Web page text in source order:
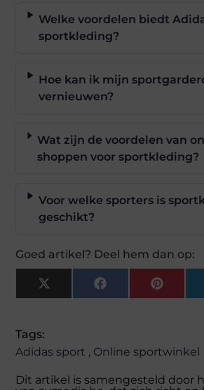
Welke voordelen biedt
sportkleding?
Hoe kan ik mijn
vernieuwen?
Wat zijn de voordelen van
shoppen voor sportkleding?
Voor welke sporters is
geschikt?
Goed artikel? Deel hem dan op:
X
(Twitter)
Facebook
Tags:
Adidas sport , Online sportwinkel
Dit artikel is samengesteld door